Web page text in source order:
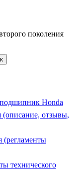
поколения
Honda
(описание, отзывы,
(регламенты
технического